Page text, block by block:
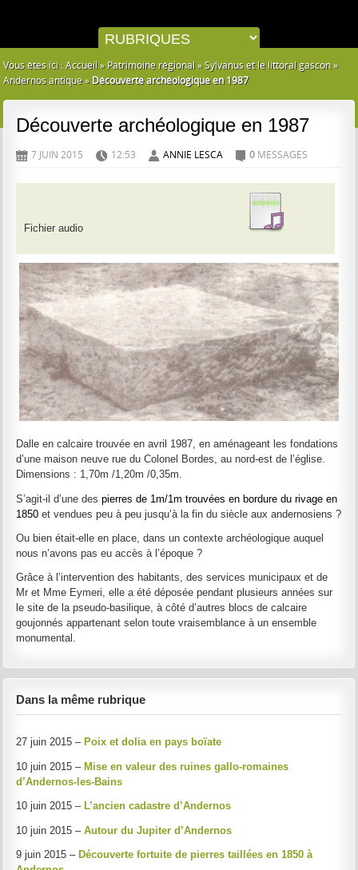
Vous êtes ici :Accueil » Patrimoine régional »Sylvanus et le littoral gascon»
Andernos antique » Découverte archéologique en 1987
Découverte archéologique en 1987
D 7 JUIN 2015 H 12:53 A ANNIE LESCA 0 MESSAGES
Fichier audio
Dalle en calcaire trouvée en avril 1987, en aménageant les fondations
d’une maison neuve rue du Colonel Bordes, au nord-est de l’église.
Dimensions : 1,70m /1,20m /0,35m.
S’agit-il d’une despierres de 1m/1m trouvées en bordure du rivage en
1850 et vendues peu à peu jusqu’à la fin du siècle aux andernosiens ?
Ou bien était-elle en place, dans un contexte archéologique auquel
nous n’avons pas eu accès à l’époque ?
Grâce à l’intervention des habitants, des services municipaux et de
Mr et Mme Eymeri, elle a été déposée pendant plusieurs années sur
le site de la pseudo-basilique, à côté d’autres blocs de calcaire
goujonnés appartenant selon toute vraisemblance à un ensemble
monumental.
Dans la même rubrique
27 juin 2015 – Poix et dolia en pays boïate
10 juin 2015 – Mise en valeur des ruines gallo-romaines
d’Andernos-les-Bains
10 juin 2015 – L’ancien cadastre d’Andernos
10 juin 2015 –Autour du Jupiter d’Andernos
9 juin 2015 – Découverte fortuite de pierres taillées en 1850 à